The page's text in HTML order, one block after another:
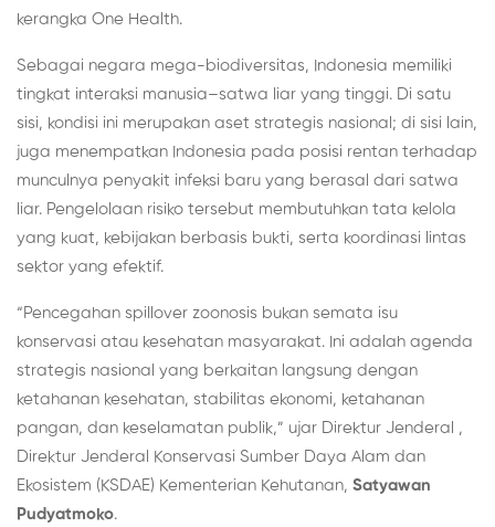
kerangka One Health.
Sebagai negara mega-biodiversitas, Indonesia memiliki
tingkat interaksi manusia–satwa liar yang tinggi. Di satu
sisi, kondisi ini merupakan aset strategis nasional; di sisi lain,
juga menempatkan Indonesia pada posisi rentan terhadap
munculnya penyakit infeksi baru yang berasal dari satwa
liar. Pengelolaan risiko tersebut membutuhkan tata kelola
yang kuat, kebijakan berbasis bukti, serta koordinasi lintas
sektor yang efektif.
“Pencegahan spillover zoonosis bukan semata isu
konservasi atau kesehatan masyarakat. Ini adalah agenda
strategis nasional yang berkaitan langsung dengan
ketahanan kesehatan, stabilitas ekonomi, ketahanan
pangan, dan keselamatan publik,” ujar Direktur Jenderal ,
Direktur Jenderal Konservasi Sumber Daya Alam dan
Ekosistem (KSDAE) Kementerian Kehutanan, Satyawan
Pudyatmoko.